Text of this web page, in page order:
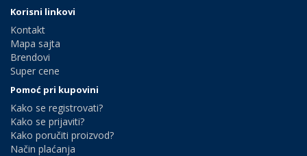
Korisni linkovi
Kontakt
Mapa sajta
Brendovi
Super cene
Pomoć pri kupovini
Kako se registrovati?
Kako se prijaviti?
Kako poručiti proizvod?
Način plaćanja